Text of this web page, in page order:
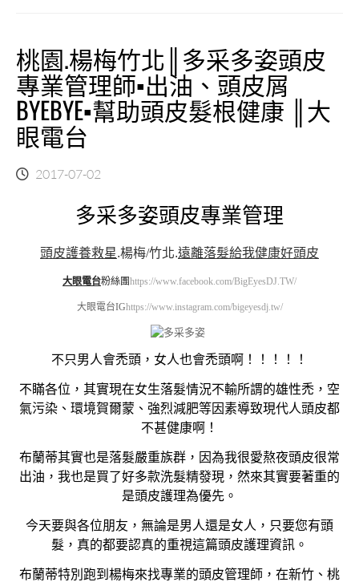
桃園.楊梅竹北║多采多姿頭皮
專業管理師▪出油、頭皮屑
BYEBYE▪幫助頭皮髮根健康 ║大
眼電台
2017-07-02
多采多姿頭皮專業管理
頭皮護養救星.楊梅/竹北.遠離落髮給我健康好頭皮
大眼電台粉絲團https://www.facebook.com/BigEyesDJ.TW/
大眼電台IGhttps://www.instagram.com/bigeyesdj.tw/
不只男人會禿頭，女人也會禿頭啊！！！！！
不瞞各位，其實現在女生落髮情況不輸所謂的雄性禿，空
氣污染、環境賀爾蒙、強烈減肥等因素導致現代人頭皮都
不甚健康啊！
布蘭蒂其實也是落髮嚴重族群，因為我很愛熬夜頭皮很常
出油，我也是買了好多款洗髮精發現，然來其實要著重的
是頭皮護理為優先。
今天要與各位朋友，無論是男人還是女人，只要您有頭
髮，真的都要認真的重視這篇頭皮護理資訊。
布蘭蒂特別跑到楊梅來找專業的頭皮管理師，在新竹、桃